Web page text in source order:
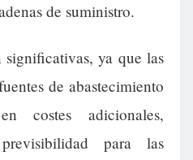
de suministro.
ya que las
de abastecimiento
costes adicionales,
para las